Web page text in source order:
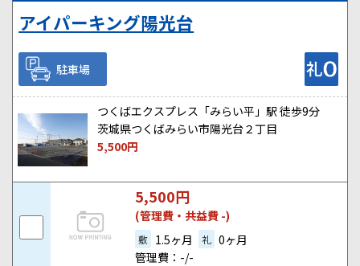
アイパーキング陽光台
駐車場
つくばエクスプレス「みらい平」駅 徒歩9分
茨城県つくばみらい市陽光台２丁目
5,500円
5,500円
(管理費・共益費 -)
敷 1.5ヶ月 礼 0ヶ月
管理費：-/-